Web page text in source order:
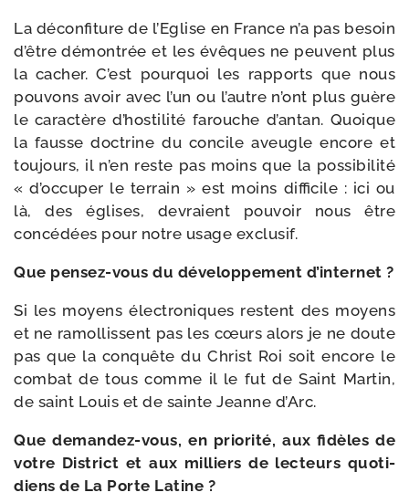
La décon­fi­ture de l’Eglise en France n’a pas besoin
d’être démon­trée et les évêques ne peuvent plus
la cacher. C’est pour­quoi les rap­ports que nous
pou­vons avoir avec l’un ou l’autre n’ont plus guère
le carac­tère d’hostilité farouche d’antan. Quoique
la fausse doc­trine du concile aveugle encore et
tou­jours, il n’en reste pas moins que la pos­si­bi­li­té
« d’occuper le ter­rain » est moins dif­fi­cile : ici ou
là, des églises, devraient pou­voir nous être
concé­dées pour notre usage exclusif.
Que pensez-​vous du déve­lop­pe­ment d’internet ?
Si les moyens élec­tro­niques res­tent des moyens
et ne ramol­lissent pas les cœurs alors je ne doute
pas que la conquête du Christ Roi soit encore le
com­bat de tous comme il le fut de Saint Martin,
de saint Louis et de sainte Jeanne d’Arc.
Que demandez-​vous, en prio­ri­té, aux fidèles de
votre District et aux mil­liers de lec­teurs quo­ti­
diens de La Porte Latine ?